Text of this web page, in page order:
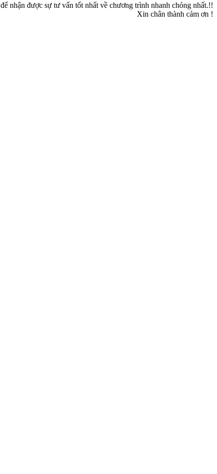
để nhận được sự tư vấn tốt nhất về chương trình nhanh chóng nhất.!!
Xin chân thành cảm ơn !